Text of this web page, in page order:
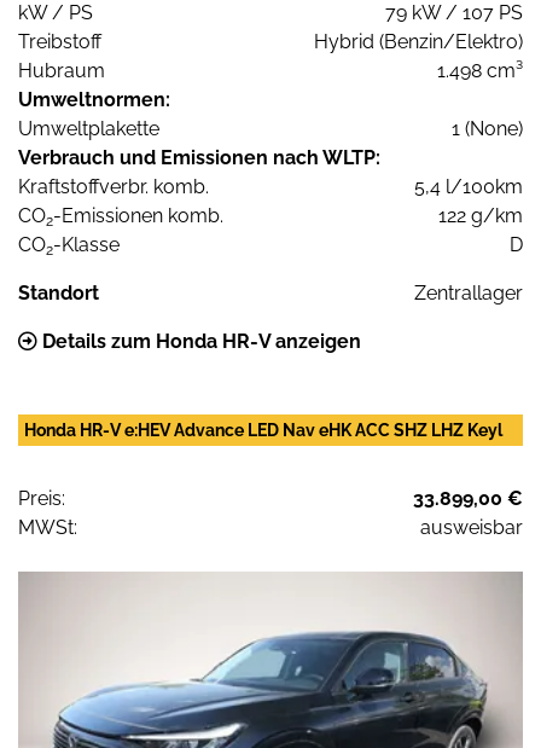
kW / PS
79 kW / 107 PS
Treibstoff
Hybrid (Benzin/Elektro)
Hubraum
1.498 cm³
Umweltnormen:
Umweltplakette
1 (None)
Verbrauch und Emissionen nach WLTP:
Kraftstoffverbr. komb.
5,4 l/100km
CO2-Emissionen komb.
122 g/km
CO2-Klasse D
Standort Zentrallager
Details zum Honda HR-V anzeigen
Honda HR-V e:HEV Advance LED Nav eHK ACC SHZ LHZ Keyl
Preis:
33.899,00 €
MWSt:
ausweisbar